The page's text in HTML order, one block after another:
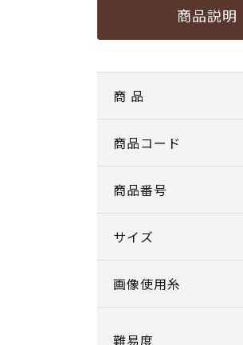
商品説明
商 品
商品コード
商品番号
サイズ
画像使用糸
難易度